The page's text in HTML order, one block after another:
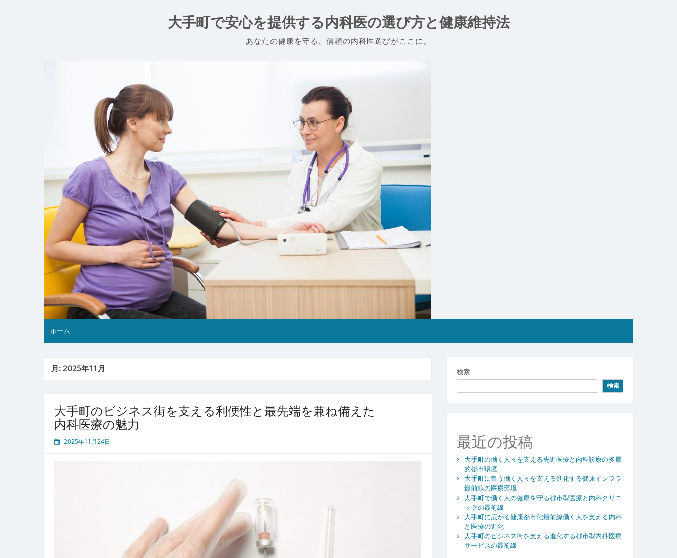
大手町で安心を提供する内科医の選び方と健康維持法
あなたの健康を守る、信頼の内科医選びがここに。
ホーム
月:2025年11月
大手町のビジネス街を支える利便性と最先端を兼ね備えた
内科医療の魅力
2025年11月24日
検索
検索
最近の投稿
大手町の働く人々を支える先進医療と内科診療の多層
的都市環境
大手町に集う働く人々を支える進化する健康インフラ
最前線の医療環境
大手町で働く人の健康を守る都市型医療と内科クリニ
ックの最前線
大手町に広がる健康都市化最前線働く人を支える内科
と医療の進化
大手町のビジネス街を支える進化する都市型内科医療
サービスの最前線